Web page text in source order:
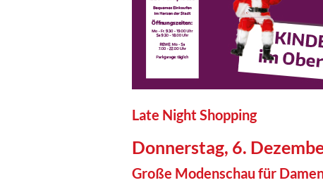
Late Night Shopping
Donnerstag, 6.
Große Modenschau für